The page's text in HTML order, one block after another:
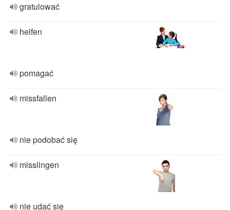
gratulować
helfen
pomagać
missfallen
nie podobać się
misslingen
nie udać się